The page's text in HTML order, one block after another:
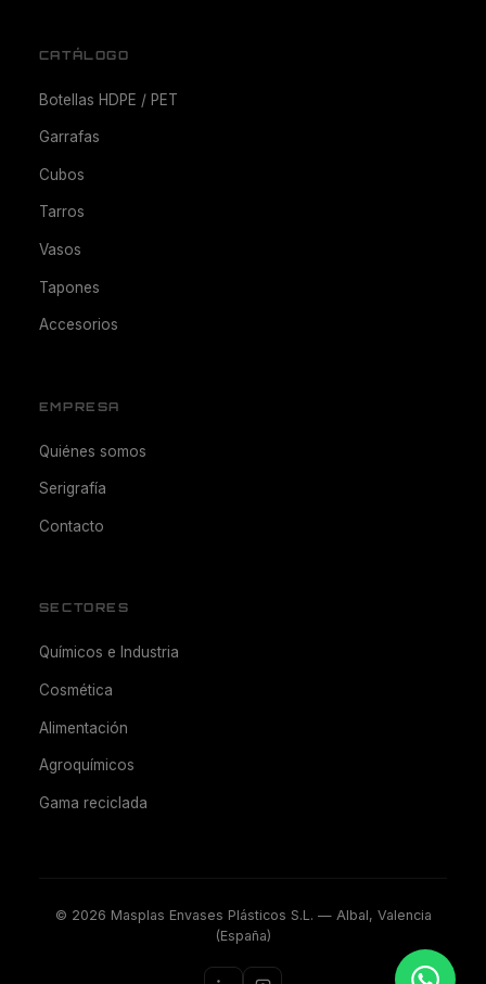
CATÁLOGO
Botellas HDPE / PET
Garrafas
Cubos
Tarros
Vasos
Tapones
Accesorios
EMPRESA
Quiénes somos
Serigrafía
Contacto
SECTORES
Químicos e Industria
Cosmética
Alimentación
Agroquímicos
Gama reciclada
© 2026 Masplas Envases Plásticos S.L. — Albal, Valencia
(España)